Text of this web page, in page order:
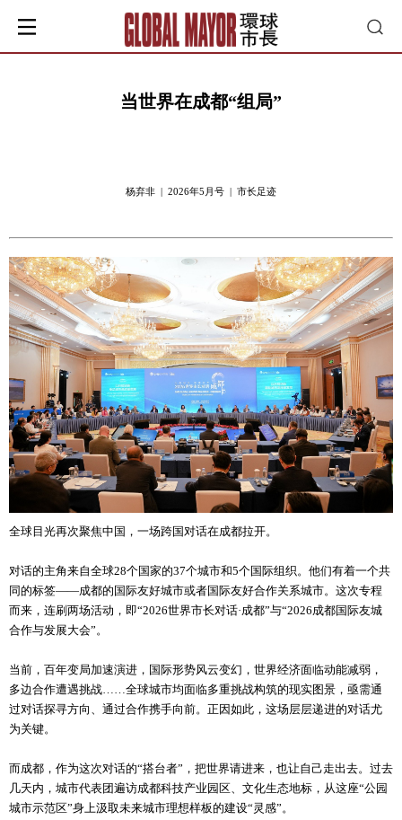
当世界在成都“组局”
杨弃非 | 2026年5月号 | 市长足迹
全球目光再次聚焦中国，一场跨国对话在成都拉开。
对话的主角来自全球28个国家的37个城市和5个国际组织。他们有着一个共
同的标签——成都的国际友好城市或者国际友好合作关系城市。这次专程
而来，连刷两场活动，即“2026世界市长对话·成都”与“2026成都国际友城
合作与发展大会”。
当前，百年变局加速演进，国际形势风云变幻，世界经济面临动能减弱，
多边合作遭遇挑战……全球城市均面临多重挑战构筑的现实图景，亟需通
过对话探寻方向、通过合作携手向前。正因如此，这场层层递进的对话尤
为关键。
而成都，作为这次对话的“搭台者”，把世界请进来，也让自己走出去。过去
几天内，城市代表团遍访成都科技产业园区、文化生态地标，从这座“公园
城市示范区”身上汲取未来城市理想样板的建设“灵感”。